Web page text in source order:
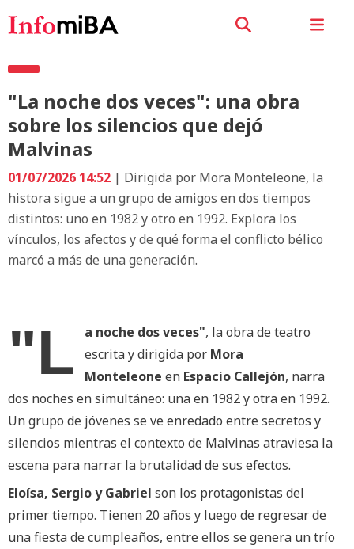
"La noche dos veces": una obra
sobre los silencios que dejó
Malvinas
01/07/2026 14:52 | Dirigida por Mora Monteleone, la
histora sigue a un grupo de amigos en dos tiempos
distintos: uno en 1982 y otro en 1992. Explora los
vínculos, los afectos y de qué forma el conflicto bélico
marcó a más de una generación.
"L a noche dos veces", la obra de teatro
escrita y dirigida por Mora
Monteleone en Espacio Callejón, narra
dos noches en simultáneo: una en 1982 y otra en 1992.
Un grupo de jóvenes se ve enredado entre secretos y
silencios mientras el contexto de Malvinas atraviesa la
escena para narrar la brutalidad de sus efectos.
Eloísa, Sergio y Gabriel son los protagonistas del
primer tiempo. Tienen 20 años y luego de regresar de
una fiesta de cumpleaños, entre ellos se genera un trío